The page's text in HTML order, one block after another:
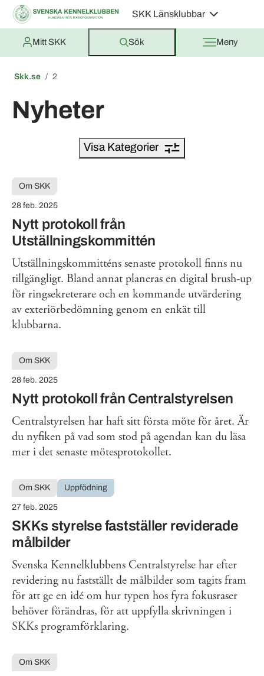
SKK Länsklubbar
Mitt SKK Sök Meny
Skk.se 2
Nyheter
Visa Kategorier
Nytt protokoll från
Utställningskommittén
Om SKK
28 feb. 2025
Utställningskommitténs senaste protokoll finns nu
tillgängligt. Bland annat planeras en digital brush-up
för ringsekreterare och en kommande utvärdering
av exteriörbedömning genom en enkät till
klubbarna.
Nytt protokoll från Centralstyrelsen
Om SKK
28 feb. 2025
Centralstyrelsen har haft sitt första möte för året. Är
du nyfiken på vad som stod på agendan kan du läsa
mer i det senaste mötesprotokollet.
SKKs styrelse fastställer reviderade
målbilder
Om SKK Uppfödning
27 feb. 2025
Svenska Kennelklubbens Centralstyrelse har efter
revidering nu fastställt de målbilder som tagits fram
för att ge en idé om hur typen hos fyra fokusraser
behöver förändras, för att uppfylla skrivningen i
SKKs programförklaring.
Om SKK